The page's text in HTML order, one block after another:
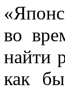
во
найти
как